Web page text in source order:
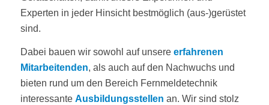
Experten in jeder Hinsicht bestmöglich (aus-)gerüstet
sind.
Dabei bauen wir sowohl auf unsere erfahrenen
Mitarbeitenden, als auch auf den Nachwuchs und
bieten rund um den Bereich Fernmeldetechnik
interessante Ausbildungsstellen an. Wir sind stolz